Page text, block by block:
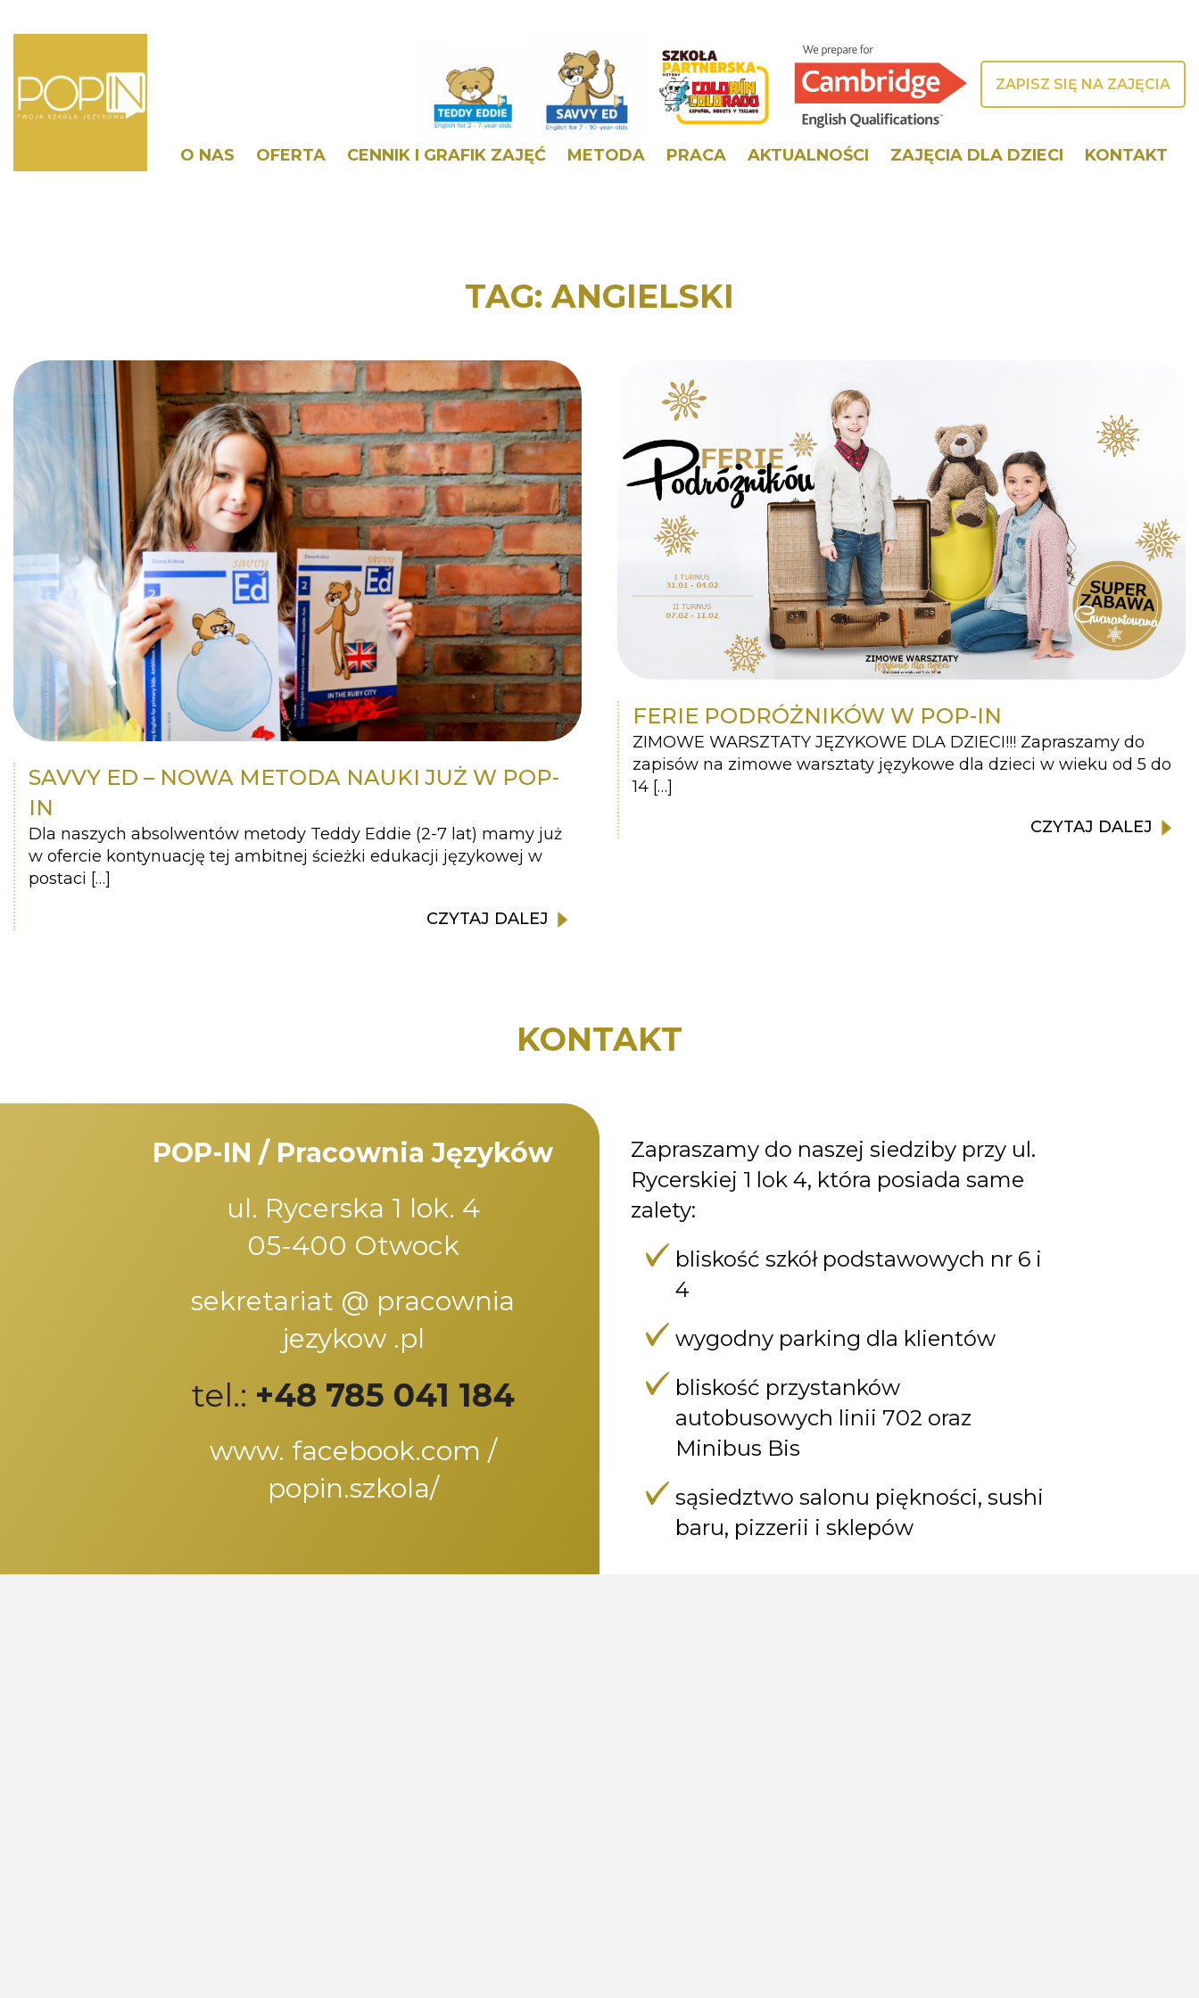
ZAPISZ SIĘ NA ZAJĘCIA
O NAS OFERTA CENNIK I GRAFIK ZAJĘĆ METODA PRACA AKTUALNOŚCI ZAJĘCIA DLA DZIECI KONTAKT
TAG:ANGIELSKI
SAVVY ED – NOWA METODA NAUKI JUŻ W POP-
IN
Dla naszych absolwentów metody Teddy Eddie (2-7 lat) mamy już
w ofercie kontynuację tej ambitnej ścieżki edukacji językowej w
postaci […]
CZYTAJ DALEJ
FERIE PODRÓŻNIKÓW W POP-IN
ZIMOWE WARSZTATY JĘZYKOWE DLA DZIECI!!! Zapraszamy do
zapisów na zimowe warsztaty językowe dla dzieci w wieku od 5 do
14 […]
CZYTAJ DALEJ
KONTAKT
POP-IN / Pracownia Języków
ul. Rycerska 1 lok. 4
05-400 Otwock
sekretariat @ pracownia
jezykow .pl
tel.: +48 785 041 184
www. facebook.com /
popin.szkola/
Zapraszamy do naszej siedziby przy ul.
Rycerskiej 1 lok 4, która posiada same
zalety:
bliskość szkół podstawowych nr 6 i
4
wygodny parking dla klientów
bliskość przystanków
autobusowych linii 702 oraz
Minibus Bis
sąsiedztwo salonu piękności, sushi
baru, pizzerii i sklepów